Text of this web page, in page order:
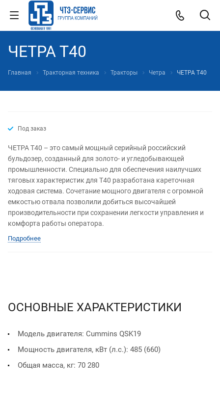
ЧЕТРА Т40
Главная Тракторная техника Тракторы Четра ЧЕТРА Т40
Под заказ
ЧЕТРА Т40 – это самый мощный серийный российский
бульдозер, созданный для золото- и угледобывающей
промышленности. Специально для обеспечения наилучших
тяговых характеристик для Т40 разработана кареточная
ходовая система. Сочетание мощного двигателя с огромной
емкостью отвала позволили добиться высочайшей
производительности при сохранении легкости управления и
комфорта работы оператора.
Подробнее
ОСНОВНЫЕ ХАРАКТЕРИСТИКИ
Модель двигателя: Cummins QSK19
Мощность двигателя, кВт (л.с.): 485 (660)
Общая масса, кг: 70 280